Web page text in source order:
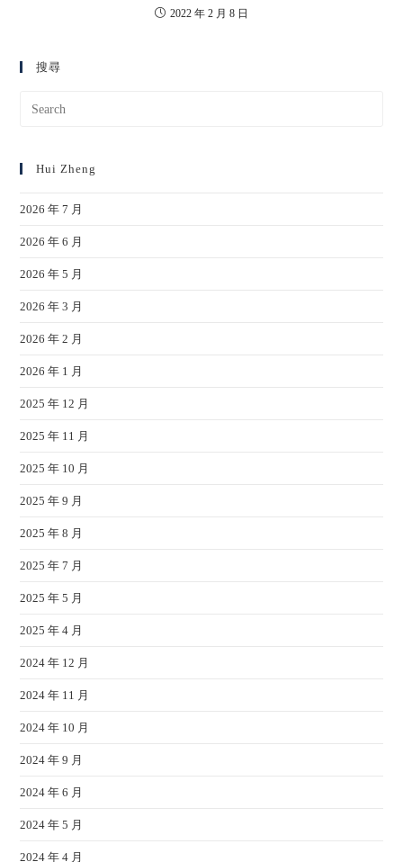
2022 年 2 月 8 日
搜尋
Hui Zheng
2026 年 7 月
2026 年 6 月
2026 年 5 月
2026 年 3 月
2026 年 2 月
2026 年 1 月
2025 年 12 月
2025 年 11 月
2025 年 10 月
2025 年 9 月
2025 年 8 月
2025 年 7 月
2025 年 5 月
2025 年 4 月
2024 年 12 月
2024 年 11 月
2024 年 10 月
2024 年 9 月
2024 年 6 月
2024 年 5 月
2024 年 4 月